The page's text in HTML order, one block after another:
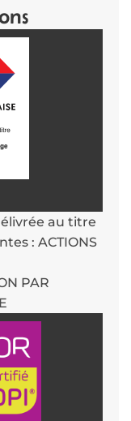
au titre
: ACTIONS
PAR